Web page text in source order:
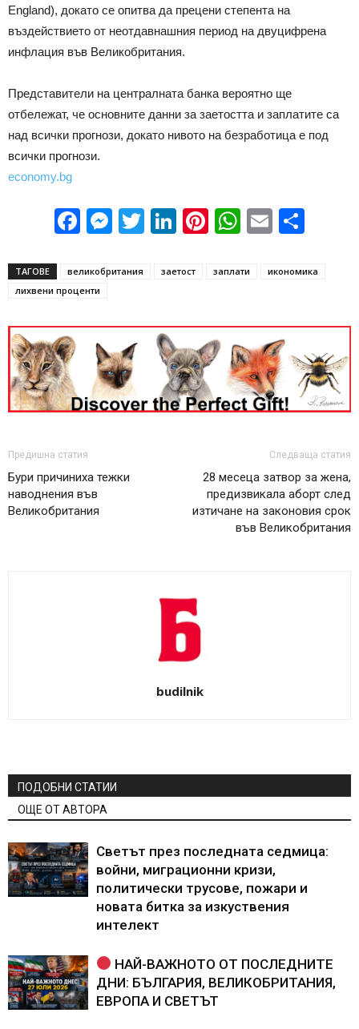
England), докато се опитва да прецени степента на
въздействието от неотдавнашния период на двуцифрена
инфлация във Великобритания.
Представители на централната банка вероятно ще
отбележат, че основните данни за заетостта и заплатите са
над всички прогнози, докато нивото на безработица е под
всички прогнози.
economy.bg
Facebook
Messenger
Twitter
LinkedIn
Pinterest
WhatsApp
Email
ТАГОВЕ великобритания заетост заплати
икономика
лихвени проценти
Предишна статия
Бури причиниха тежки
наводнения във
Великобритания
Следваща статия
28 месеца затвор за жена,
предизвикала аборт след
изтичане на законовия срок
във Великобритания
budilnik
ПОДОБНИ СТАТИИ
ОЩЕ ОТ АВТОРА
Светът през последната седмица:
войни, миграционни кризи,
политически трусове, пожари и
новата битка за изкуствения
интелект
НАЙ-ВАЖНОТО ОТ ПОСЛЕДНИТЕ
ДНИ: БЪЛГАРИЯ, ВЕЛИКОБРИТАНИЯ,
ЕВРОПА И СВЕТЪТ